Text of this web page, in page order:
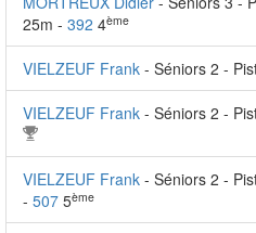
25m - 392 4ème
VIELZEUF Frank - Séniors 2 -
VIELZEUF Frank - Séniors 2 -
VIELZEUF Frank - Séniors 2 -
- 507 5ème